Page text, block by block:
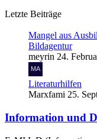
Letzte Beiträge
Mangel aus
Bildagentur
meyrin 24.
Literaturhilfen
Marxfami 25.
Information und